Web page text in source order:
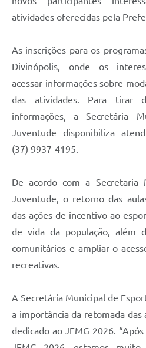
atividades oferecidas pela
As inscrições para os
Divinópolis, onde os
acessar informações sobre
das atividades. Para tirar
informações, a Secretária
Juventude disponibiliza
(37) 9937-4195.
De acordo com a Secretaria
Juventude, o retorno das
das ações de incentivo ao
de vida da população, além
comunitários e ampliar o
recreativas.
A Secretária Municipal de
a importância da retomada
dedicado ao JEMG 2026.